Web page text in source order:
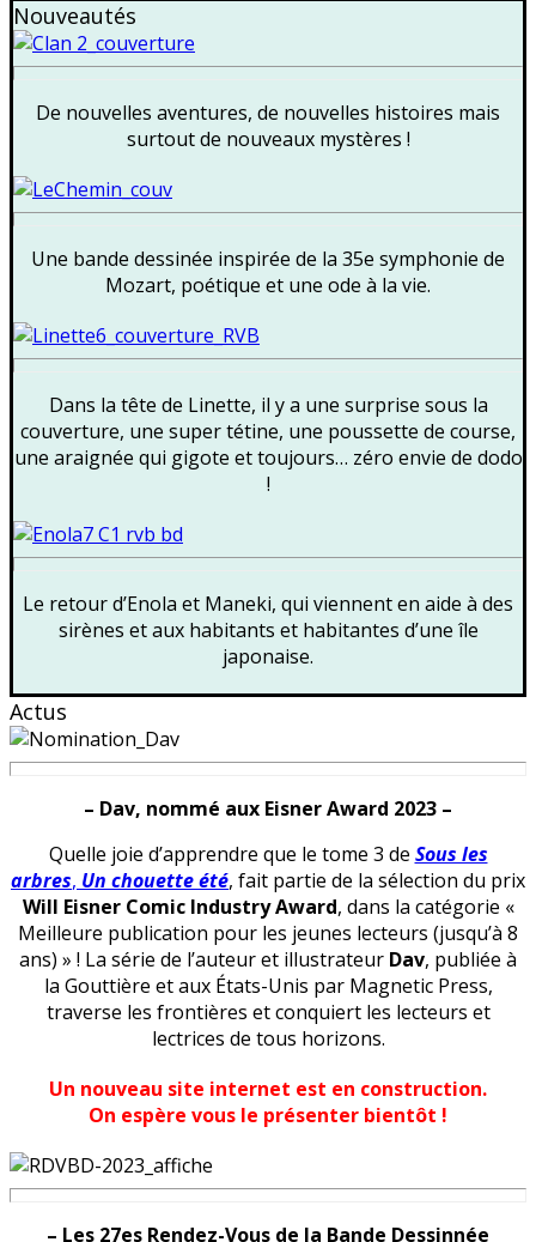
Nouveautés
De nouvelles aventures, de nouvelles histoires mais
surtout de nouveaux mystères !
Une bande dessinée inspirée de la 35e symphonie de
Mozart, poétique et une ode à la vie.
Dans la tête de Linette, il y a une surprise sous la
couverture, une super tétine, une poussette de course,
une araignée qui gigote et toujours… zéro envie de dodo
!
Le retour d’Enola et Maneki, qui viennent en aide à des
sirènes et aux habitants et habitantes d’une île
japonaise.
Actus
– Dav, nommé aux Eisner Award 2023 –
Quelle joie d’apprendre que le tome 3 de Sous les
arbres, Un chouette été, fait partie de la sélection du prix
Will Eisner Comic Industry Award, dans la catégorie «
Meilleure publication pour les jeunes lecteurs (jusqu’à 8
ans) » ! La série de l’auteur et illustrateur Dav, publiée à
la Gouttière et aux États-Unis par Magnetic Press,
traverse les frontières et conquiert les lecteurs et
lectrices de tous horizons.
Un nouveau site internet est en construction.
On espère vous le présenter bientôt !
– Les 27es Rendez-Vous de la Bande Dessinnée